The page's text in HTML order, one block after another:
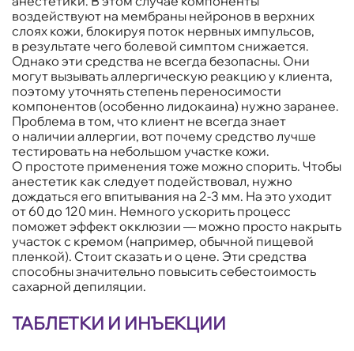
воздействуют на мембраны нейронов в верхних
слоях кожи, блокируя поток нервных импульсов,
в результате чего болевой симптом снижается.
Однако эти средства не всегда безопасны. Они
могут вызывать аллергическую реакцию у клиента,
поэтому уточнять степень переносимости
компонентов (особенно лидокаина) нужно заранее.
Проблема в том, что клиент не всегда знает
о наличии аллергии, вот почему средство лучше
тестировать на небольшом участке кожи.
О простоте применения тоже можно спорить. Чтобы
анестетик как следует подействовал, нужно
дождаться его впитывания на 2-3 мм. На это уходит
от 60 до 120 мин. Немного ускорить процесс
поможет эффект окклюзии — можно просто накрыть
участок с кремом (например, обычной пищевой
пленкой). Стоит сказать и о цене. Эти средства
способны значительно повысить себестоимость
сахарной депиляции.
ТАБЛЕТКИ И ИНЪЕКЦИИ